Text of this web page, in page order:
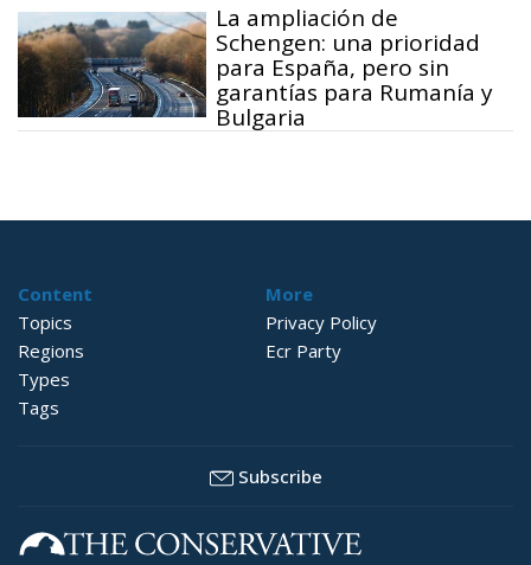
La ampliación de
Schengen: una prioridad
para España, pero sin
garantías para Rumanía y
Bulgaria
Content
Topics
Regions
Types
Tags
More
Privacy Policy
Ecr Party
Subscribe